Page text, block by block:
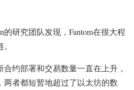
的研究团队发现，Fantom在很大程
约部署和交易数量一直在上升，
者都短暂地超过了以太坊的数